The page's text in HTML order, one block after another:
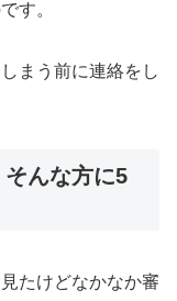
す。
まう前に連絡をし
んな方に5
たけどなかなか審